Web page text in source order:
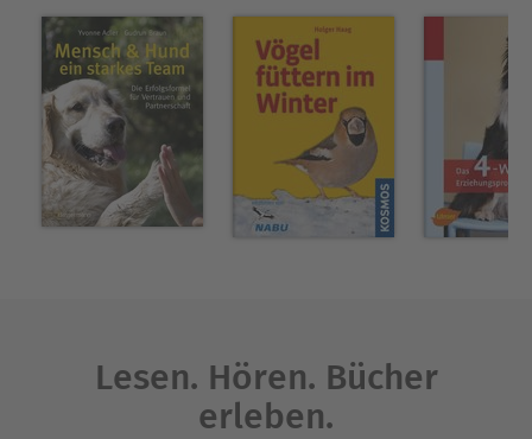
Lesen. Hören. Bücher
erleben.